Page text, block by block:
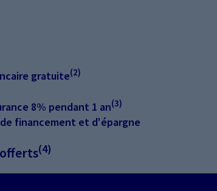
gratuite(2)
8% pendant 1 an(3)
financement et d'épargne
(4)